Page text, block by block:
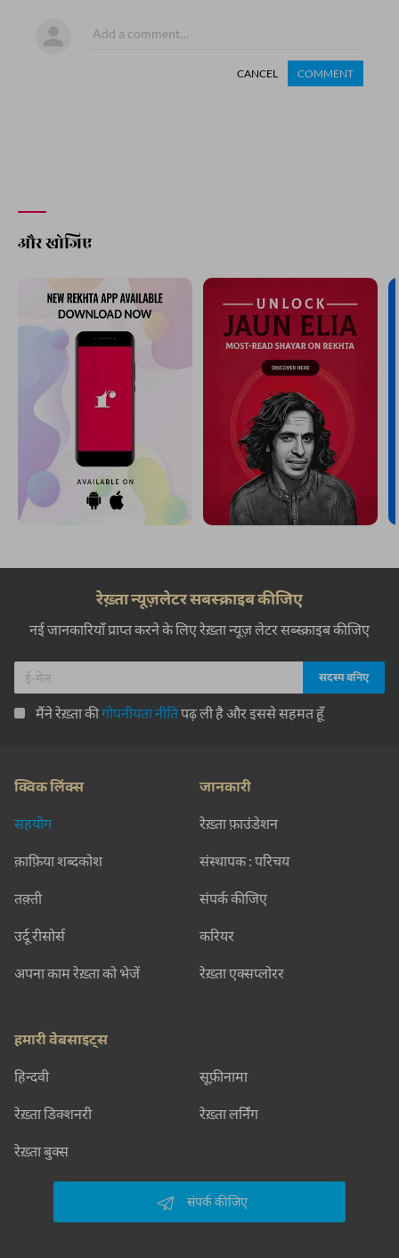
CANCEL COMMENT
और खोजिए
रेख़्ता न्यूज़लेटर सबस्क्राइब कीजिए
नई जानकारियाँ प्राप्त करने के लिए रेख़्ता न्यूज़ लेटर सब्स्क्राइब कीजिए
मैंने रेख़्ता कीगोपनीयता नीतिपढ़ ली है और इससे सहमत हूँ
क्विक लिंक्स
सहयोग
क़ाफ़िया शब्दकोश
तक़्ती
उर्दू रीसोर्स
अपना काम रेख़्ता को भेजें
जानकारी
रेख़्ता फ़ाउंडेशन
संस्थापक : परिचय
संपर्क कीजिए
करियर
रेख़्ता एक्सप्लोरर
हमारी वेबसाइट्स
हिन्दवी सूफ़ीनामा
रेख़्ता डिक्शनरी रेख़्ता लर्निंग
रेख़्ता बुक्स
संपर्क कीजिए